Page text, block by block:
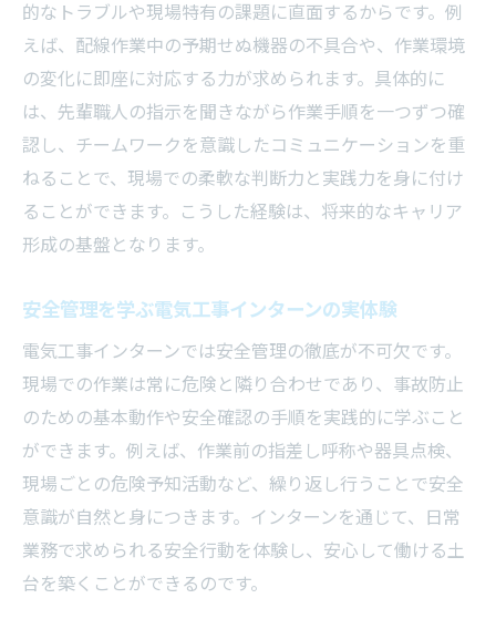
的なトラブルや現場特有の課題に直面するからです。例
えば、配線作業中の予期せぬ機器の不具合や、作業環境
の変化に即座に対応する力が求められます。具体的に
は、先輩職人の指示を聞きながら作業手順を一つずつ確
認し、チームワークを意識したコミュニケーションを重
ねることで、現場での柔軟な判断力と実践力を身に付け
ることができます。こうした経験は、将来的なキャリア
形成の基盤となります。
安全管理を学ぶ電気工事インターンの実体験
電気工事インターンでは安全管理の徹底が不可欠です。
現場での作業は常に危険と隣り合わせであり、事故防止
のための基本動作や安全確認の手順を実践的に学ぶこと
ができます。例えば、作業前の指差し呼称や器具点検、
現場ごとの危険予知活動など、繰り返し行うことで安全
意識が自然と身につきます。インターンを通じて、日常
業務で求められる安全行動を体験し、安心して働ける土
台を築くことができるのです。